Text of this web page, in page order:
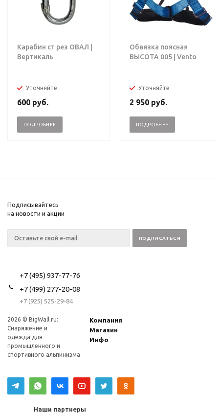
Карабин ст рез ОВАЛ |
Вертикаль
Уточняйте
600 руб.
ПОДРОБНЕЕ
Обвязка поясная
ВЫСОТА 005 | Vento
Уточняйте
2 950 руб.
ПОДРОБНЕЕ
Подписывайтесь
на новости и акции
+7 (495) 937-77-76
+7 (499) 277-20-08
+7 (925) 525-29-84
2026 © BigWall.ru:
Снаряжение и
одежда для
промышленного и
спортивного альпинизма
Компания
Магазин
Инфо
Наши партнеры